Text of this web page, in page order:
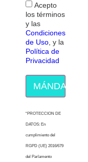
Acepto
los términos
y las
Condiciones
de Uso , y la
Política de
Privacidad
MÁNDAME
“PROTECCION DE
DATOS: En
cumplimiento del
RGPD (UE) 2016/679
del Parlamento